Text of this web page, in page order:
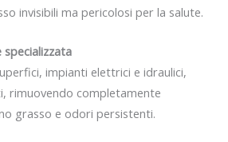
invisibili ma pericolosi per la salute.
specializzata
impianti elettrici e idraulici,
rimuovendo completamente
grasso e odori persistenti.